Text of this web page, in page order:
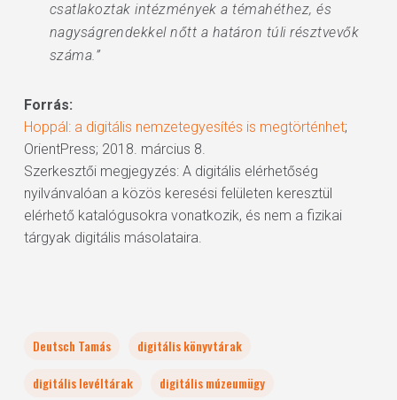
csatlakoztak intézmények a témahéthez, és
nagyságrendekkel nőtt a határon túli résztvevők
száma.”
Forrás:
Hoppál: a digitális nemzetegyesítés is megtörténhet;
OrientPress; 2018. március 8.
Szerkesztői megjegyzés: A digitális elérhetőség
nyilvánvalóan a közös keresési felületen keresztül
elérhető katalógusokra vonatkozik, és nem a fizikai
tárgyak digitális másolataira.
Deutsch Tamás
digitális könyvtárak
digitális levéltárak
digitális múzeumügy